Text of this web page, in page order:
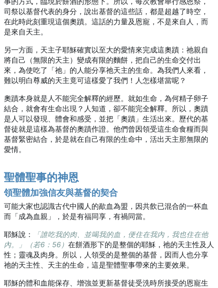
司祭以基督代表的身分，說出基督的這些話，都是超越了時空，
在此時此刻重現這個奧蹟。這話的力量及恩寵，不是來自人，而
是來自天主。
另一方面，天主子耶穌確實以至大的愛情來完成這奧蹟：祂親自
將自己（無限的天主）變成有限的麵餅，把自己的生命交付出
來，為使吃了「祂」的人能分享祂天主的生命。為我們人來看，
難以明白尊威的天主竟可這樣愛了我們！人怎樣堪當呢？
奧蹟本身就是人不能完全解釋的經歷。就如生命，為何精子卵子
結合，就會有生命出現？人知道，卻不能完全解釋。所以，奧蹟
是人可以發現、體會和感受，並把「奧蹟」生活出來。歷代的基
督徒就是這樣為基督的奧蹟作證。他們曾因領受這生命食糧而與
基督緊密結合，於是就在自己有限的生命中，活出天主那無限的
愛情。
聖體聖事的神恩
領聖體加強信友與基督的契合
可能大家也認識古代中國人的歃血為盟，因共飲已混合的一杯血
而「成為血親」，於是有福同享，有禍同當。
耶穌說：
「誰吃我的肉、並喝我的血，便住在我內，我也住在他
內。」（若6：56） 在餅酒形下的是整個的耶穌，祂的天主性及人
性；靈魂及肉身。所以，人領受的是整個的基督，因而人也分享
祂的天主性、天主的生命，這是聖體聖事帶來的主要效果。
耶穌的體和血能保存、增強並更新基督徒受洗時所接受的恩寵生